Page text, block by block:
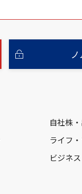
自社株
ライフ
ビジネ